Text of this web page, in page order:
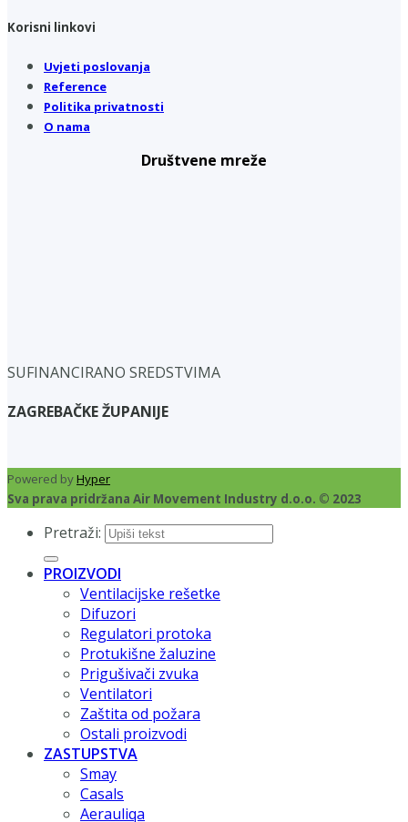
Korisni linkovi
Uvjeti poslovanja
Reference
Politika privatnosti
O nama
Društvene mreže
SUFINANCIRANO SREDSTVIMA
ZAGREBAČKE ŽUPANIJE
Powered byHyper
Sva prava pridržana Air Movement Industry d.o.o. © 2023
Pretraži:
PROIZVODI
Ventilacijske rešetke
Difuzori
Regulatori protoka
Protukišne žaluzine
Prigušivači zvuka
Ventilatori
Zaštita od požara
Ostali proizvodi
ZASTUPSTVA
Smay
Casals
Aerauliqa